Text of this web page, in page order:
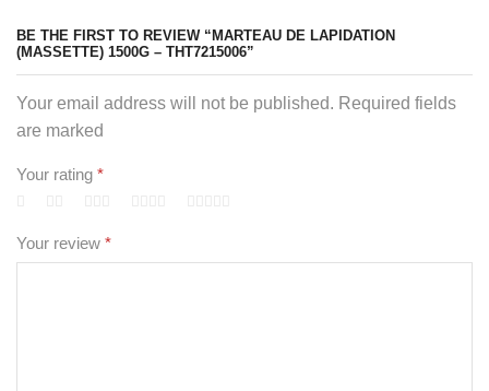
BE THE FIRST TO REVIEW “MARTEAU DE LAPIDATION
(MASSETTE) 1500G – THT7215006”
Your email address will not be published. Required fields
are marked
Your rating *
Your review *